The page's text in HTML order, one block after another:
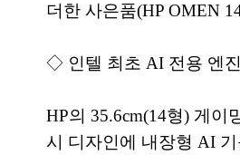
더한 사은품(HP OMEN
◇ 인텔 최초 AI 전용 엔
HP의 35.6cm(14형) 게이
시 디자인에 내장형 AI